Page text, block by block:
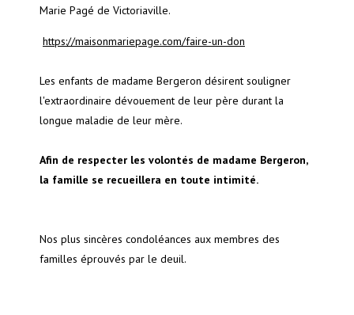
Marie Pagé de Victoriaville.
https://maisonmariepage.com/faire-un-don
Les enfants de madame Bergeron désirent souligner
l'extraordinaire dévouement de leur père durant la
longue maladie de leur mère.
Afin de respecter les volontés de madame Bergeron,
la famille se recueillera en toute intimité.
Nos plus sincères condoléances aux membres des
familles éprouvés par le deuil.